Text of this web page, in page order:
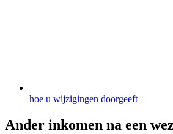
hoe u wijzigingen doorgeeft
Ander inkomen na een